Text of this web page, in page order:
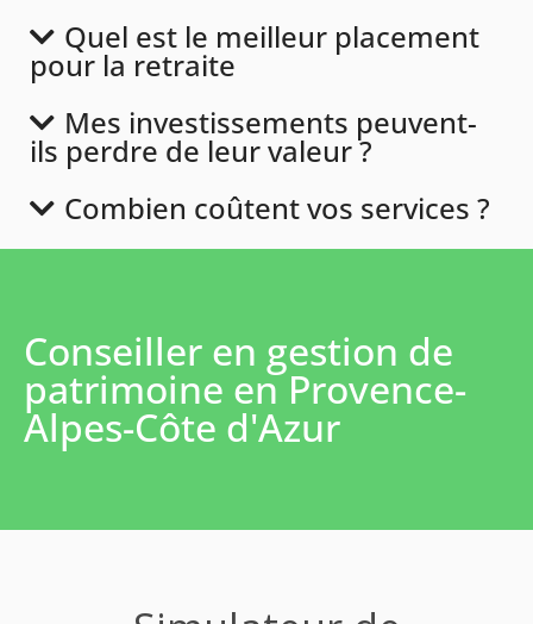
Quel est le meilleur placement
pour la retraite
Mes investissements peuvent-
ils perdre de leur valeur ?
Combien coûtent vos services ?
Conseiller en gestion de
patrimoine en Provence-
Alpes-Côte d'Azur